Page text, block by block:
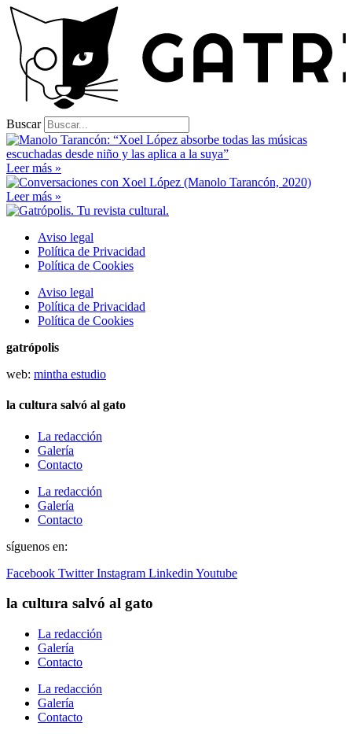
Buscar
Leer más »
Leer más »
Aviso legal
Política de Privacidad
Política de Cookies
Aviso legal
Política de Privacidad
Política de Cookies
gatrópolis
web: mintha estudio
la cultura salvó al gato
La redacción
Galería
Contacto
La redacción
Galería
Contacto
síguenos en:
Facebook Twitter Instagram Linkedin Youtube
la cultura salvó al gato
La redacción
Galería
Contacto
La redacción
Galería
Contacto